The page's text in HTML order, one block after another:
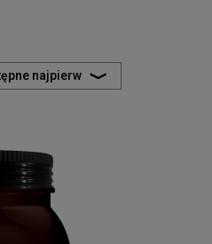
najpierw